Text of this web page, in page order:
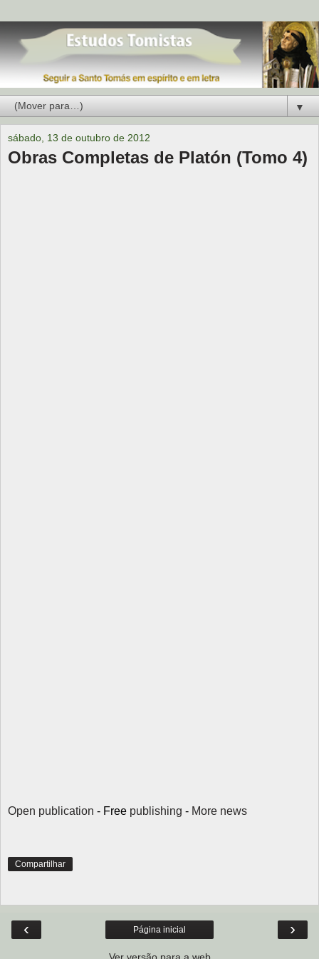
▼
sábado, 13 de outubro de 2012
Obras Completas de Platón (Tomo 4)
Open publication - Free publishing - More news
Compartilhar
‹ ›
Página inicial